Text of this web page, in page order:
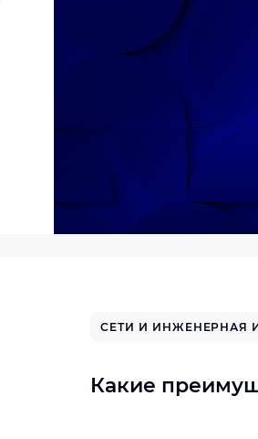
СЕТИ И ИНЖЕНЕРНАЯ
Какие